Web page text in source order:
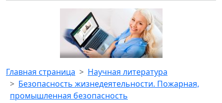
Главная страница
Научная литература
Безопасность жизнедеятельности. Пожарная,
промышленная безопасность